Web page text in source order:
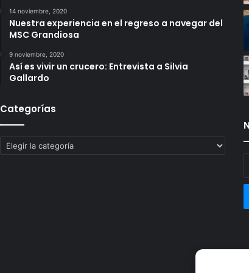
14 noviembre, 2020
Nuestra experiencia en el regreso a navegar del
MSC Grandiosa
9 noviembre, 2020
Así es vivir un crucero: Entrevista a Silvia
Gallardo
Categorías
Categorías